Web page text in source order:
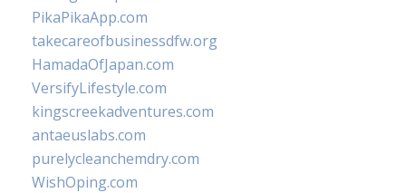
PikaPikaApp.com
takecareofbusinessdfw.org
HamadaOfJapan.com
VersifyLifestyle.com
kingscreekadventures.com
antaeuslabs.com
purelycleanchemdry.com
WishOping.com